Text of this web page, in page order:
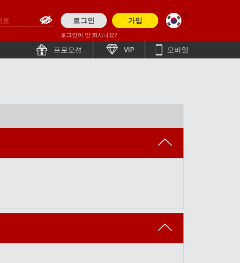
로그인
로그인이 안 되시나요?
가입
English (Asia) हिन्दी
Bengali (Bangladesh)
프로모션 VIP 모바일